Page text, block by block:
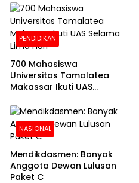
PENDIDIKAN
700 Mahasiswa
Universitas Tamalatea
Makassar Ikuti UAS
NASIONAL
Mendikdasmen: Banyak
Anggota Dewan Lulusan
Paket C